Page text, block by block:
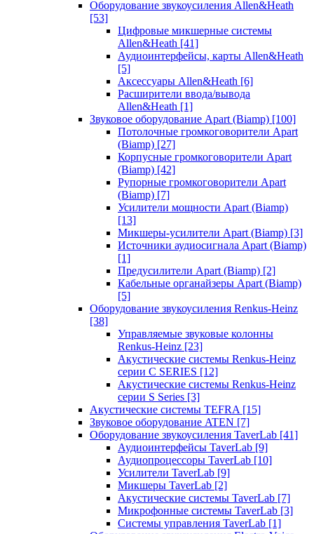
Оборудование звукоусиления Allen&Heath
[53]
Цифровые микшерные системы
Allen&Heath [41]
Аудиоинтерфейсы, карты Allen&Heath
[5]
Аксессуары Allen&Heath [6]
Расширители ввода/вывода
Allen&Heath [1]
Звуковое оборудование Apart (Biamp) [100]
Потолочные громкоговорители Apart
(Biamp) [27]
Корпусные громкоговорители Apart
(Biamp) [42]
Рупорные громкоговорители Apart
(Biamp) [7]
Усилители мощности Apart (Biamp)
[13]
Микшеры-усилители Apart (Biamp) [3]
Источники аудиосигнала Apart (Biamp)
[1]
Предусилители Apart (Biamp) [2]
Кабельные органайзеры Apart (Biamp)
[5]
Оборудование звукоусиления Renkus-Heinz
[38]
Управляемые звуковые колонны
Renkus-Heinz [23]
Акустические системы Renkus-Heinz
серии C SERIES [12]
Акустические системы Renkus-Heinz
серии S Series [3]
Акустические системы TEFRA [15]
Звуковое оборудование ATEN [7]
Оборудование звукоусиления TaverLab [41]
Аудиоинтерфейсы TaverLab [9]
Аудиопроцессоры TaverLab [10]
Усилители TaverLab [9]
Микшеры TaverLab [2]
Акустические системы TaverLab [7]
Микрофонные системы TaverLab [3]
Системы управления TaverLab [1]